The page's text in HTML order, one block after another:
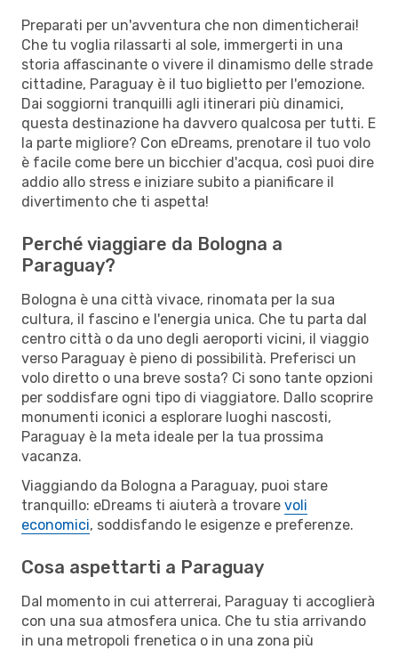
Preparati per un'avventura che non dimenticherai!
Che tu voglia rilassarti al sole, immergerti in una
storia affascinante o vivere il dinamismo delle strade
cittadine, Paraguay è il tuo biglietto per l'emozione.
Dai soggiorni tranquilli agli itinerari più dinamici,
questa destinazione ha davvero qualcosa per tutti. E
la parte migliore? Con eDreams, prenotare il tuo volo
è facile come bere un bicchier d'acqua, così puoi dire
addio allo stress e iniziare subito a pianificare il
divertimento che ti aspetta!
Perché viaggiare da Bologna a
Paraguay?
Bologna è una città vivace, rinomata per la sua
cultura, il fascino e l'energia unica. Che tu parta dal
centro città o da uno degli aeroporti vicini, il viaggio
verso Paraguay è pieno di possibilità. Preferisci un
volo diretto o una breve sosta? Ci sono tante opzioni
per soddisfare ogni tipo di viaggiatore. Dallo scoprire
monumenti iconici a esplorare luoghi nascosti,
Paraguay è la meta ideale per la tua prossima
vacanza.
Viaggiando da Bologna a Paraguay, puoi stare
tranquillo: eDreams ti aiuterà a trovare voli
economici, soddisfando le esigenze e preferenze.
Cosa aspettarti a Paraguay
Dal momento in cui atterrerai, Paraguay ti accoglierà
con una sua atmosfera unica. Che tu stia arrivando
in una metropoli frenetica o in una zona più